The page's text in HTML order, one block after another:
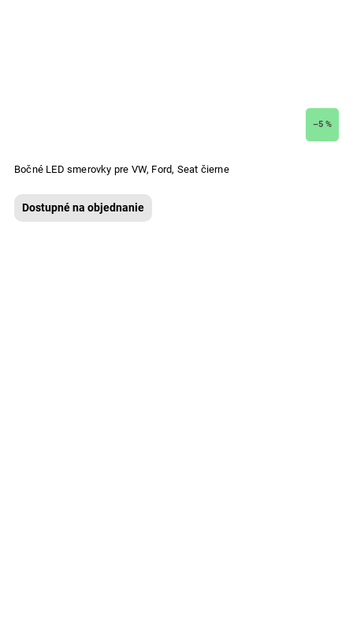
–5 %
Bočné LED smerovky pre VW, Ford, Seat čierne
Dostupné na objednanie